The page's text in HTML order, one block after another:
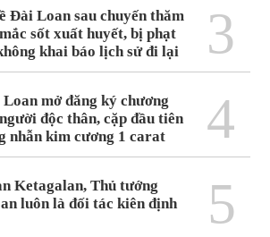
Đài Loan sau chuyến thăm
sốt xuất huyết, bị phạt
khai báo lịch sử đi lại
3
mở đăng ký chương
độc thân, cặp đầu tiên
nhẫn kim cương 1 carat
4
Ketagalan, Thủ tướng
luôn là đối tác kiên định
5